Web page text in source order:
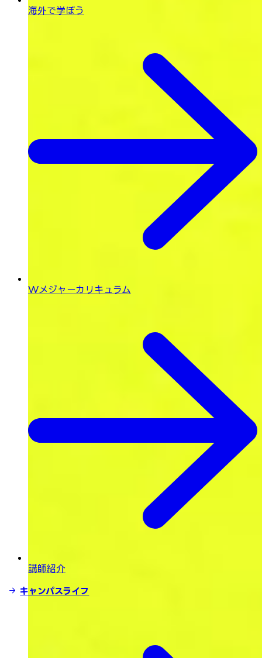
海外で学ぼう
Wメジャーカリキュラム
講師紹介
キャンパスライフ